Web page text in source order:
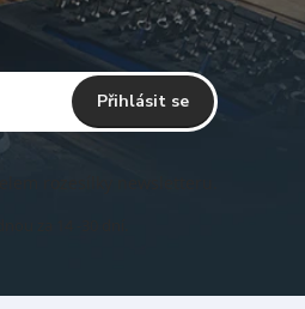
Přihlásit se
rozesílky newsletteru.